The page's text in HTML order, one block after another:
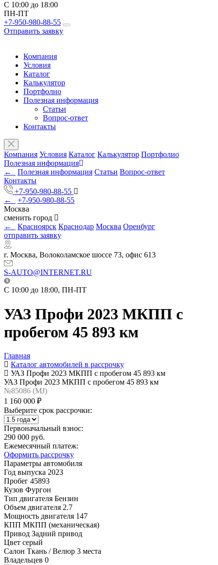
C 10:00 до 18:00
ПН-ПТ
+7-950-980-88-55
Отправить заявку
Компания
Условия
Каталог
Калькулятор
Портфолио
Полезная информация
Статьи
Вопрос-ответ
Контакты
Компания Условия Каталог Калькулятор Портфолио
Полезная информация
←
Полезная информация Статьи Вопрос-ответ
Контакты
+7-950-980-88-55
←
+7-950-980-88-55
Москва
сменить город
←
Красноярск Краснодар Москва Оренбург
отправить заявку
г. Москва, Волоколамское шоссе 73, офис 613
S-AUTO@INTERNET.RU
C 10:00 до 18:00, ПН-ПТ
УАЗ Профи 2023 МКПП с
пробегом 45 893 км
Главная
Каталог автомобилей в рассрочку
УАЗ Профи 2023 МКПП с пробегом 45 893 км
УАЗ Профи 2023 МКПП с пробегом 45 893 км
№85086 (МJ)
1 160 000 ₽
Выберите срок рассрочки:
Первоначальный взнос:
290 000 руб.
Ежемесячный платеж:
Оформить рассрочку
Параметры автомобиля
Год выпуска 2023
Пробег 45893
Кузов Фургон
Тип двигателя Бензин
Объем двигателя 2.7
Мощность двигателя 147
КПП МКПП (механическая)
Привод Задний привод
Цвет серый
Салон Ткань / Велюр 3 места
Владельцев 0